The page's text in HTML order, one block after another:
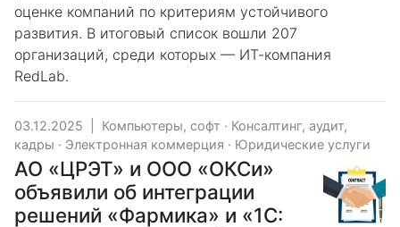
оценке компаний по критериям устойчивого
развития. В итоговый список вошли 207
организаций, среди которых — ИТ-компания
RedLab.
03.12.2025 Компьютеры, софт · Консалтинг, аудит,
кадры · Электронная коммерция · Юридические услуги
АО «ЦРЭТ» и ООО «ОКСи»
объявили об интеграции
решений «Фармика» и «1С: